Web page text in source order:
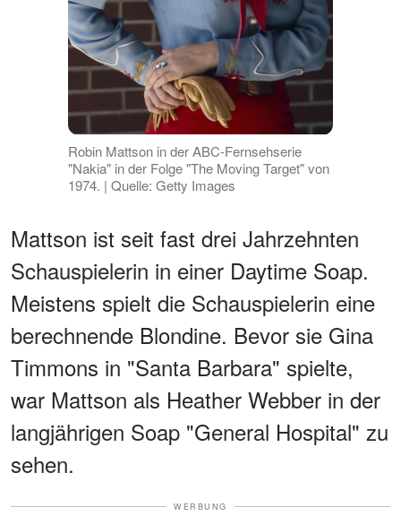
Robin Mattson in der ABC-Fernsehserie
"Nakia" in der Folge "The Moving Target" von
1974. | Quelle: Getty Images
Mattson ist seit fast drei Jahrzehnten
Schauspielerin in einer Daytime Soap.
Meistens spielt die Schauspielerin eine
berechnende Blondine. Bevor sie Gina
Timmons in "Santa Barbara" spielte,
war Mattson als Heather Webber in der
langjährigen Soap "General Hospital" zu
sehen.
WERBUNG